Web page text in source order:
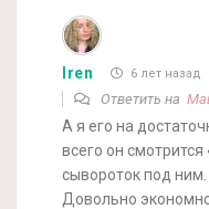
Iren 6 лет назад
Ответить на
А я его на
всего он
сывороток под ним.
Довольно